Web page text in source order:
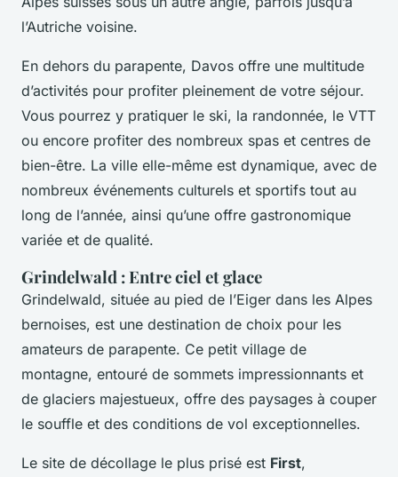
l’Autriche voisine.
En dehors du parapente, Davos offre une multitude
d’activités pour profiter pleinement de votre séjour.
Vous pourrez y pratiquer le ski, la randonnée, le VTT
ou encore profiter des nombreux spas et centres de
bien-être. La ville elle-même est dynamique, avec de
nombreux événements culturels et sportifs tout au
long de l’année, ainsi qu’une offre gastronomique
variée et de qualité.
Grindelwald : Entre ciel et glace
Grindelwald, située au pied de l’Eiger dans les Alpes
bernoises, est une destination de choix pour les
amateurs de parapente. Ce petit village de
montagne, entouré de sommets impressionnants et
de glaciers majestueux, offre des paysages à couper
le souffle et des conditions de vol exceptionnelles.
Le site de décollage le plus prisé est First,